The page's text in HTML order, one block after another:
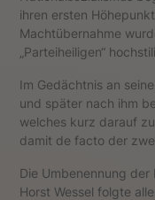
ihren ersten
Machtübernahme
„Parteiheiligen“
Im Gedächtnis an
und später nach ihm
welches kurz darauf
damit de facto der
Die Umbenennung
Horst Wessel folgte